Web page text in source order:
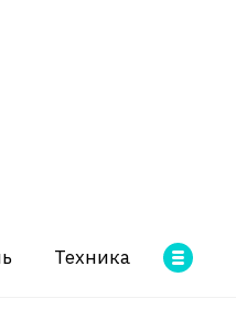
Техника